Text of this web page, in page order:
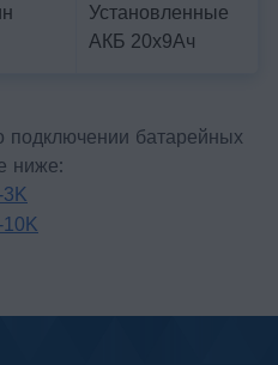
Установленные
АКБ 20х9Ач
батарейных
ниже:
10K